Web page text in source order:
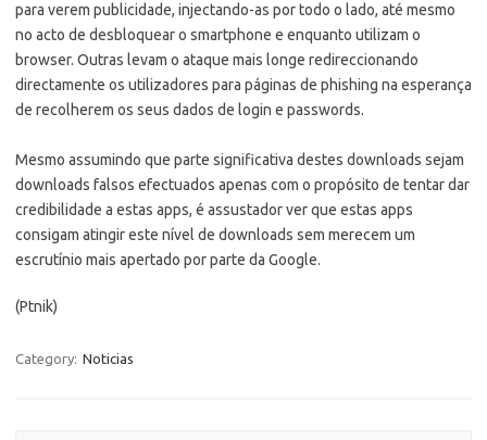
para verem publicidade, injectando-as por todo o lado, até mesmo
no acto de desbloquear o smartphone e enquanto utilizam o
browser. Outras levam o ataque mais longe redireccionando
directamente os utilizadores para páginas de phishing na esperança
de recolherem os seus dados de login e passwords.
Mesmo assumindo que parte significativa destes downloads sejam
downloads falsos efectuados apenas com o propósito de tentar dar
credibilidade a estas apps, é assustador ver que estas apps
consigam atingir este nível de downloads sem merecem um
escrutínio mais apertado por parte da Google.
(Ptnik)
Category: Noticias